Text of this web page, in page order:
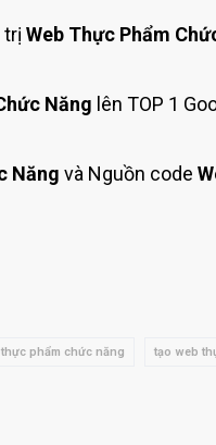
trị Web Thực Phẩm
Năng lên TOP 1
Năng và Nguồn code
phẩm chức năng tạo web